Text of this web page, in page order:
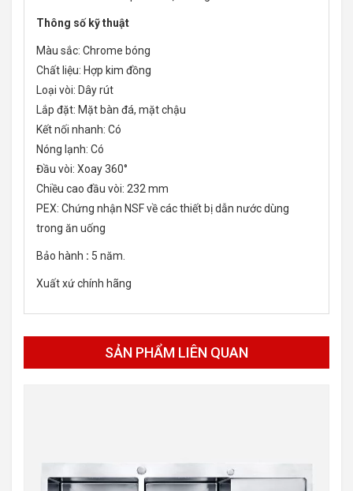
Thông số kỹ thuật
Màu sắc: Chrome bóng
Chất liệu: Hợp kim đồng
Loại vòi: Dây rút
Lắp đặt: Mặt bàn đá, mặt chậu
Kết nối nhanh: Có
Nóng lạnh: Có
Đầu vòi: Xoay 360°
Chiều cao đầu vòi: 232 mm
PEX: Chứng nhận NSF về các thiết bị dẫn nước dùng
trong ăn uống
Bảo hành : 5 năm.
Xuất xứ chính hãng
SẢN PHẨM LIÊN QUAN